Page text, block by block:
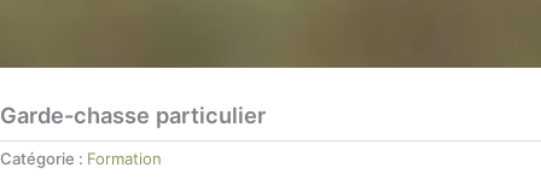
Garde-chasse particulier
Catégorie : Formation